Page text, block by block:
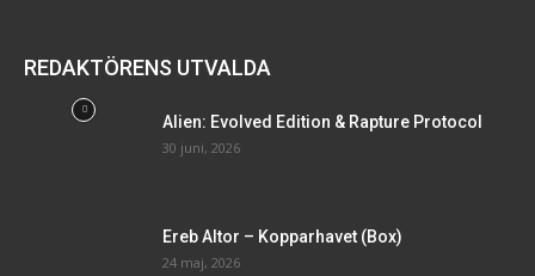
REDAKTÖRENS UTVALDA
Alien: Evolved Edition & Rapture Protocol
30 juni, 2026
Ereb Altor – Kopparhavet (Box)
24 maj, 2026